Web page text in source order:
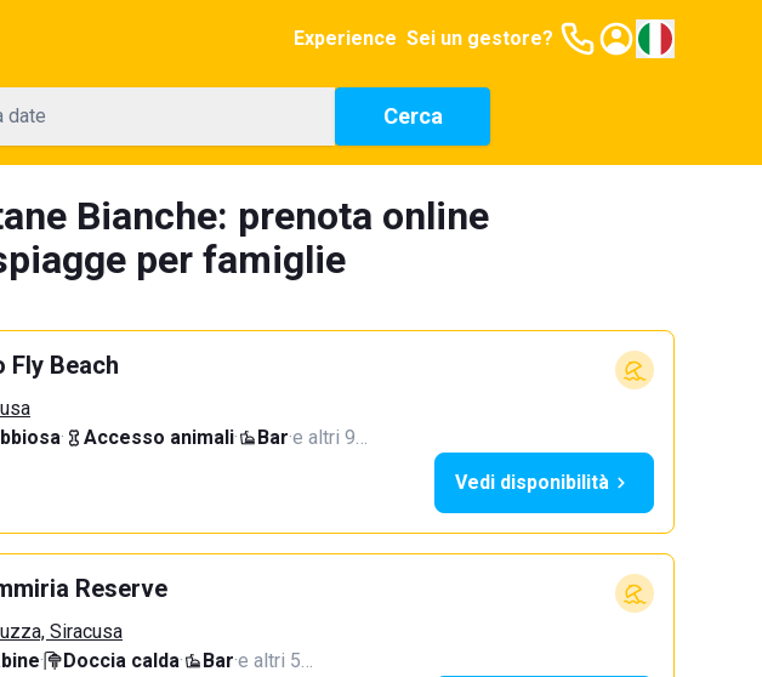
Experience Sei un gestore?
date Cerca
Bianche: prenota online
per famiglie
Fly Beach
· Accesso animali· Bar·e altri 9…
Vedi disponibilità
Reserve
Siracusa
· Doccia calda· Bar·e altri 5…